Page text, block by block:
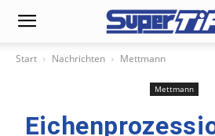
Start Nachrichten Mettmann
Mettmann